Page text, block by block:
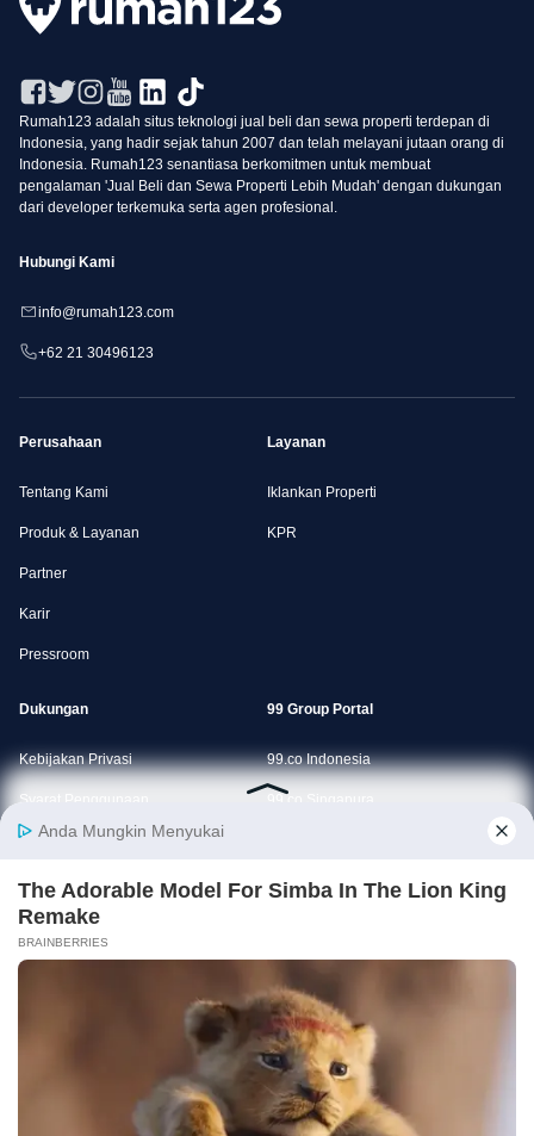
Rumah123 adalah situs teknologi jual beli dan sewa properti terdepan di
Indonesia, yang hadir sejak tahun 2007 dan telah melayani jutaan orang di
Indonesia. Rumah123 senantiasa berkomitmen untuk membuat
pengalaman 'Jual Beli dan Sewa Properti Lebih Mudah' dengan dukungan
dari developer terkemuka serta agen profesional.
Download Aplikasi Rumah123
Perusahaan
Tentang Kami
Produk & Layanan
Partner
Karir
Pressroom
Layanan
Iklankan Properti
KPR
Dukungan
Kebijakan Privasi
Syarat Penggunaan
Syarat Penggunaan Agen
99 Group Portal
99.co Indonesia
Hubungi Kami
info@rumah123.com
+62 21 30496123